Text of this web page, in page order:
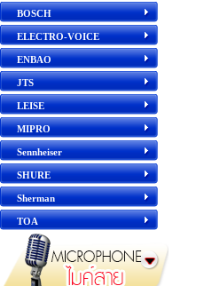
BOSCH
ELECTRO-VOICE
ENBAO
JTS
LEISE
MIPRO
Sennheiser
SHURE
Sherman
TOA